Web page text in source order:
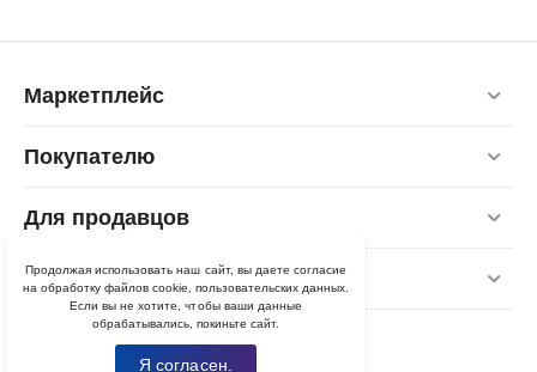
Маркетплейс
Покупателю
Для продавцов
Контакты
Продолжая использовать наш сайт, вы даете согласие
на обработку файлов cookie, пользовательских данных.
Если вы не хотите, чтобы ваши данные
обрабатывались, покиньте сайт.
Я согласен.